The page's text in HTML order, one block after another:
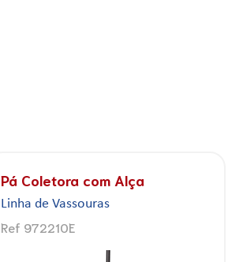
Vassoura Escovão Piaçava
Linha de Vassouras
Ref 972201E